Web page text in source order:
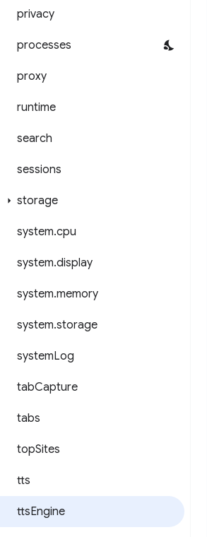
privacy
processes
proxy
runtime
search
sessions
storage
system.cpu
system.display
system.memory
system.storage
systemLog
tabCapture
tabs
topSites
tts
ttsEngine